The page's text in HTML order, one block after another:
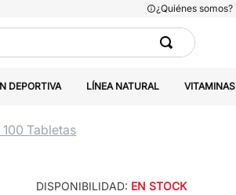
¿Quiénes somos?
DEPORTIVA LÍNEA NATURAL
Tabletas
DISPONIBILIDAD: EN STOCK